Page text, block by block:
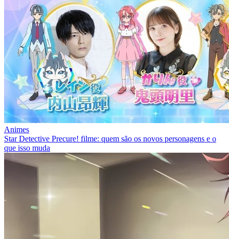
Animes
Star Detective Precure! filme: quem são os novos personagens e o
que isso muda